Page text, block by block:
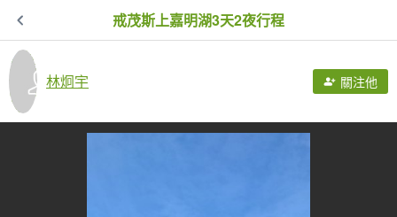
戒茂斯上嘉明湖3天2夜行程
林炯宇 關注他